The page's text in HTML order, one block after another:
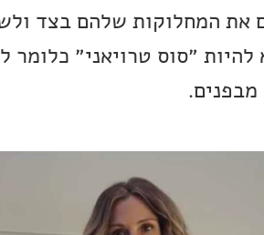
את המחלוקות שלהם בצד
״סוס טרויאני״ כלומר
מבפנים.